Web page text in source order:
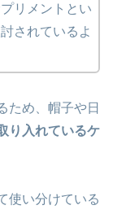
リメントとい
されているよ
ため、帽子や日
り入れているケ
使い分けている